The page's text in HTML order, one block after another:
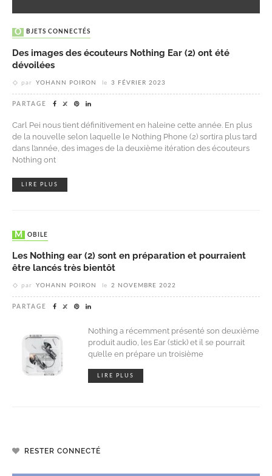
OBJETS CONNECTÉS
Des images des écouteurs Nothing Ear (2) ont été
dévoilées
par YOHANN POIRON le 3 FÉVRIER 2023
PARTAGE
Carl Pei nous tient définitivement en haleine cette année. En plus
de la nouvelle selon laquelle le Nothing Phone (2) sortira plus tard
dans l’année, des images de la deuxième itération des écouteurs
Nothing ont
LIRE PLUS
MOBILE
Les Nothing ear (2) sont en préparation et pourraient
être lancés très bientôt
par YOHANN POIRON le 2 NOVEMBRE 2022
PARTAGE
Nothing a récemment présenté son deuxième
produit audio, les Ear (stick) et il se pourrait
qu’elle en prépare un troisième
LIRE PLUS
RESTER CONNECTÉ